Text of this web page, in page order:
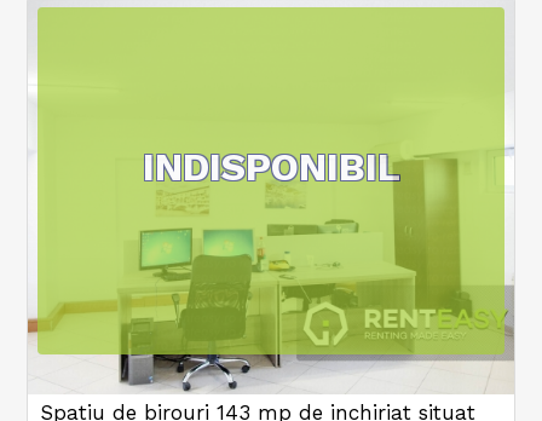
INDISPONIBIL
Spatiu de birouri 143 mp de inchiriat situat